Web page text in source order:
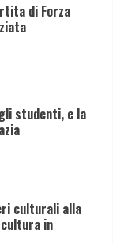
di Forza
studenti, e la
culturali alla
in